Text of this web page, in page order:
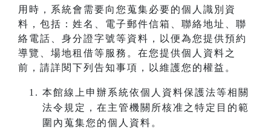
用時，系統會需要向您蒐集必要的個人識別資
料，包括：姓名、電子郵件信箱、聯絡地址、聯
絡電話、身分證字號等資料，以便為您提供預約
導覽、場地租借等服務。在您提供個人資料之
前，請詳閱下列告知事項，以維護您的權益。
本館線上申辦系統依個人資料保護法等相關
法令規定，在主管機關所核准之特定目的範
圍內蒐集您的個人資料。